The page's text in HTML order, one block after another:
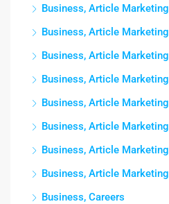
Business, Article Marketing
Business, Article Marketing
Business, Article Marketing
Business, Article Marketing
Business, Article Marketing
Business, Article Marketing
Business, Article Marketing
Business, Article Marketing
Business, Careers